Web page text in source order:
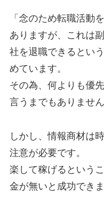
「念のため転職活動
ありますが、これは
社を退職できるとい
めています。
その為、何よりも優
言うまでもありません
しかし、情報商材は
注意が必要です。
楽して稼げるという
金が無いと成功できま